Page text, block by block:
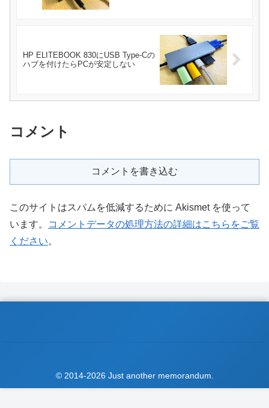
HP ELITEBOOK 830にUSB Type-Cの
ハブを付けたらPCが安定しない
コメント
コメントを書き込む
このサイトはスパムを低減するために Akismet を使って
います。
コメントデータの処理方法の詳細はこちらをご覧
ください。
© 2014-2026 Just another memorandum.